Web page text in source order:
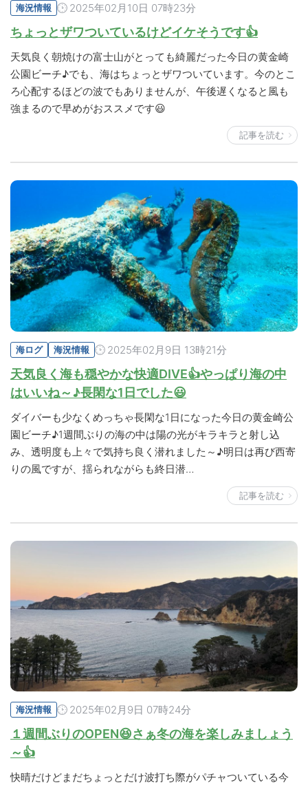
海況情報 2025年02月10日 07時23分
ちょっとザワついているけどイケそうです👍
天気良く朝焼けの富士山がとっても綺麗だった今日の黄金崎
公園ビーチ♪でも、海はちょっとザワついています。今のとこ
ろ心配するほどの波でもありませんが、午後遅くなると風も
強まるので早めがおススメです😃
記事を読む
海ログ 海況情報 2025年02月9日 13時21分
天気良く海も穏やかな快適DIVE👍やっぱり海の中
はいいね～♪長閑な1日でした😃
ダイバーも少なくめっちゃ長閑な1日になった今日の黄金崎公
園ビーチ♪1週間ぶりの海の中は陽の光がキラキラと射し込
み、透明度も上々で気持ち良く潜れました～♪明日は再び西寄
りの風ですが、揺られながらも終日潜…
記事を読む
海況情報 2025年02月9日 07時24分
１週間ぶりのOPEN😆さぁ冬の海を楽しみましょう
～👍
快晴だけどまだちょっとだけ波打ち際がパチャついている今